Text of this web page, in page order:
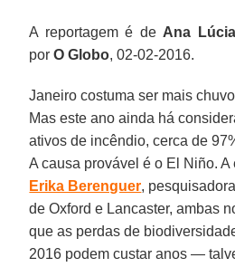
A reportagem é de Ana
porO Globo, 02-02-2016.
Janeiro costuma ser mais
Mas este ano ainda há
ativos de incêndio, cerca de
A causa provável é o El Niño.
Erika Berenguer,
de Oxford e Lancaster, ambas
que as perdas de
2016 podem custar anos —